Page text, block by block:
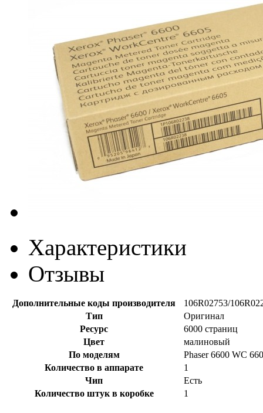
Характеристики
Отзывы
Дополнительные коды производителя
106R02753/
Тип
Оригинал
Ресурс
6000 страниц
Цвет
малиновый
По моделям
Phaser 6600 WC
Количество в аппарате
1
Чип
Есть
Количество штук в коробке
1